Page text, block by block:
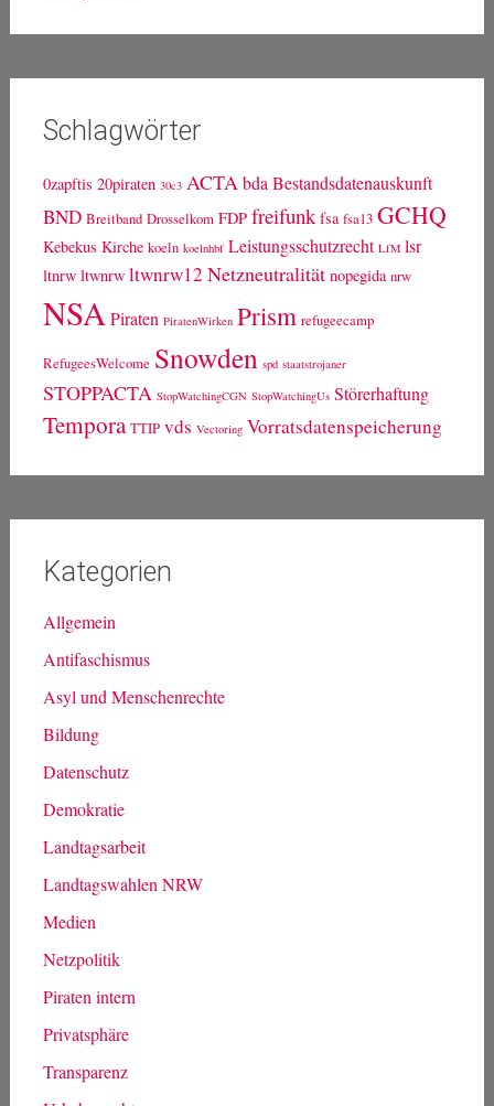
Schlagwörter
0zapftis 20piraten 30c3 ACTA bda Bestandsdatenauskunft
BND Breitband Drosselkom FDP freifunk fsa fsa13 GCHQ
Kebekus Kirche koeln koelnhbf Leistungsschutzrecht LfM lsr
ltnrw ltwnrw ltwnrw12 Netzneutralität nopegida nrw
NSA Piraten PiratenWirken Prism refugeecamp
RefugeesWelcome Snowden spd staatstrojaner
STOPPACTA StopWatchingCGN StopWatchingUs Störerhaftung
Tempora TTIP vds Vectoring Vorratsdatenspeicherung
Kategorien
Allgemein
Antifaschismus
Asyl und Menschenrechte
Bildung
Datenschutz
Demokratie
Landtagsarbeit
Landtagswahlen NRW
Medien
Netzpolitik
Piraten intern
Privatsphäre
Transparenz